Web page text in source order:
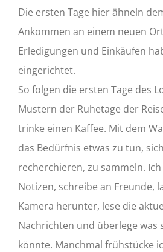
Die ersten Tage hier ähneln
Ankommen an einem neuen
Erledigungen und Einkäufen
eingerichtet.
So folgen die ersten Tage des
Mustern der Ruhetage der
trinke einen Kaffee. Mit dem
das Bedürfnis etwas zu tun,
recherchieren, zu sammeln.
Notizen, schreibe an Freunde,
Kamera herunter, lese die
Nachrichten und überlege was
könnte. Manchmal frühstücke